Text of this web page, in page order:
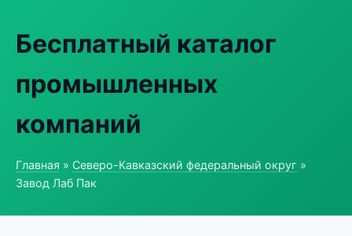
Бесплатный каталог
промышленных
компаний
Главная » Северо-Кавказский федеральный округ »
Завод Лаб Пак